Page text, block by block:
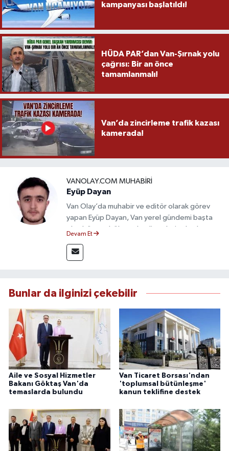
kampanyası başlatıldı!
HÜDA PAR’dan Van-Şırnak yolu
çağrısı: Bir an önce
tamamlanmalı!
Van’da zincirleme trafik kazası
kamerada!
VANOLAY.COM MUHABIRI
Eyüp Dayan
Van Olay’da muhabir ve editör olarak görev
yapan Eyüp Dayan, Van yerel gündemi başta
olmak üzere bölgesel gelişmeleri sahadan
deneyimiyle doğruluk, tarafsızlık ve etik ilkeleri
esas alan Dayan, güvenilir kaynaklara dayalı
Devam Et
Bunlar da ilginizi çekebilir
Aile ve Sosyal Hizmetler
Bakanı Göktaş Van'da
temaslarda bulundu
Van Ticaret Borsası'ndan
'toplumsal bütünleşme'
kanun teklifine destek